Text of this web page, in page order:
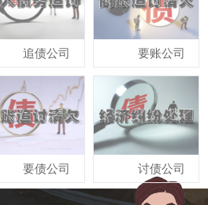
追债公司
要债公司
要账公司
讨债公司